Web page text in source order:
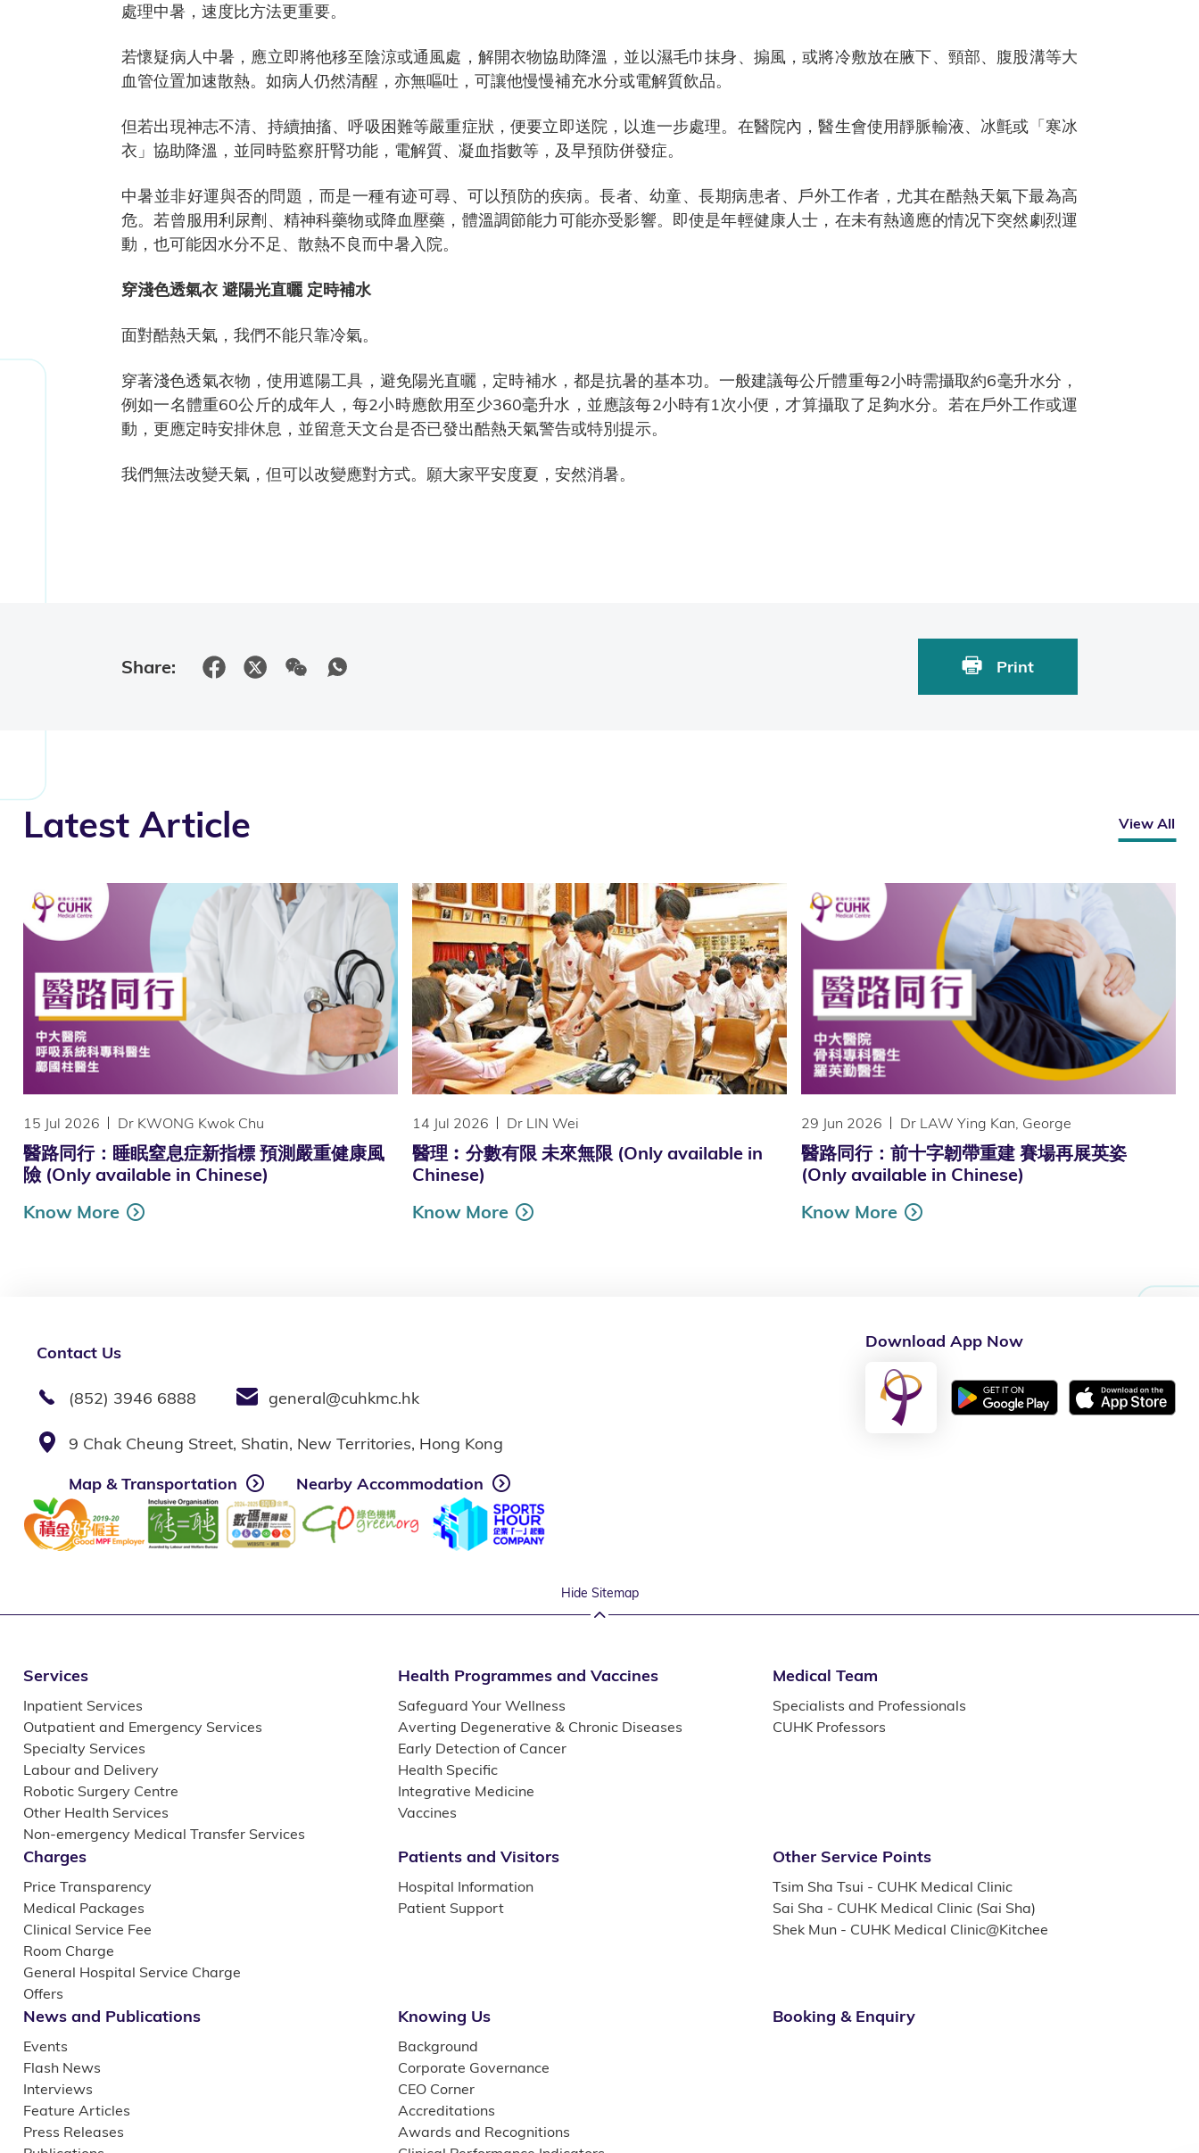
處理中暑，速度比方法更重要。
若懷疑病人中暑，應立即將他移至陰涼或通風處，解開衣物協助降溫，並以濕毛巾抹身、搧風，或將冷敷放在腋下、頸部、腹股溝等大
血管位置加速散熱。如病人仍然清醒，亦無嘔吐，可讓他慢慢補充水分或電解質飲品。
但若出現神志不清、持續抽搐、呼吸困難等嚴重症狀，便要立即送院，以進一步處理。在醫院內，醫生會使用靜脈輸液、冰氈或「寒冰
衣」協助降溫，並同時監察肝腎功能，電解質、凝血指數等，及早預防併發症。
中暑並非好運與否的問題，而是一種有迹可尋、可以預防的疾病。長者、幼童、長期病患者、戶外工作者，尤其在酷熱天氣下最為高
危。若曾服用利尿劑、精神科藥物或降血壓藥，體溫調節能力可能亦受影響。即使是年輕健康人士，在未有熱適應的情况下突然劇烈運
動，也可能因水分不足、散熱不良而中暑入院。
穿淺色透氣衣 避陽光直曬 定時補水
面對酷熱天氣，我們不能只靠冷氣。
穿著淺色透氣衣物，使用遮陽工具，避免陽光直曬，定時補水，都是抗暑的基本功。一般建議每公斤體重每2小時需攝取約6毫升水分，
例如一名體重60公斤的成年人，每2小時應飲用至少360毫升水，並應該每2小時有1次小便，才算攝取了足夠水分。若在戶外工作或運
動，更應定時安排休息，並留意天文台是否已發出酷熱天氣警告或特別提示。
我們無法改變天氣，但可以改變應對方式。願大家平安度夏，安然消暑。
Share: Print
Latest Article View All
15 Jul 2026 Dr KWONG Kwok Chu
醫路同行：睡眠窒息症新指標 預測嚴重健康風
險 (Only available in Chinese)
Know More
14 Jul 2026 Dr LIN Wei
醫理︰分數有限 未來無限 (Only available in
Chinese)
Know More
29 Jun 2026 Dr LAW Ying Kan, George
醫路同行：前十字韌帶重建 賽場再展英姿
(Only available in Chinese)
Know More
Contact Us
(852) 3946 6888 general@cuhkmc.hk
9 Chak Cheung Street, Shatin, New Territories, Hong Kong
Map & Transportation
Nearby Accommodation
Download App Now
Hide Sitemap
Services
Inpatient Services
Outpatient and Emergency Services
Specialty Services
Labour and Delivery
Robotic Surgery Centre
Other Health Services
Non-emergency Medical Transfer Services
Health Programmes and Vaccines
Safeguard Your Wellness
Averting Degenerative & Chronic Diseases
Early Detection of Cancer
Health Specific
Integrative Medicine
Vaccines
Medical Team
Specialists and Professionals
CUHK Professors
Charges
Price Transparency
Medical Packages
Clinical Service Fee
Room Charge
General Hospital Service Charge
Offers
Patients and Visitors
Hospital Information
Patient Support
Other Service Points
Tsim Sha Tsui - CUHK Medical Clinic
Sai Sha - CUHK Medical Clinic (Sai Sha)
Shek Mun - CUHK Medical Clinic@Kitchee
News and Publications
Events
Flash News
Interviews
Feature Articles
Press Releases
Knowing Us
Background
Corporate Governance
CEO Corner
Accreditations
Awards and Recognitions
Booking & Enquiry